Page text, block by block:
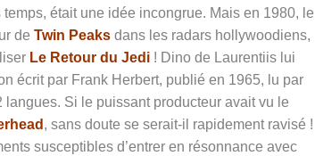
était une idée incongrue. Mais en 1980, le
de Twin Peaks dans les radars hollywoodiens,
Le Retour du Jedi ! Dino de Laurentiis lui
écrit par Frank Herbert, publié en 1965, lu par
Si le puissant producteur avait vu le
, sans doute se serait-il rapidement ravisé !
susceptibles d’entrer en résonnance avec